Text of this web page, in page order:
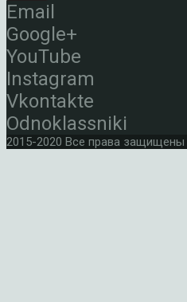
Email
Google+
YouTube
Instagram
Vkontakte
Odnoklassniki
2015-2020 Все права защищены